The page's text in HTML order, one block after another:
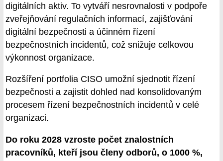
digitálních aktiv. To vytváří nesrovnalosti v podpoře
zveřejňování regulačních informací, zajišťování
digitální bezpečnosti a účinném řízení
bezpečnostních incidentů, což snižuje celkovou
výkonnost organizace.
Rozšíření portfolia CISO umožní sjednotit řízení
bezpečnosti a zajistit dohled nad konsolidovaným
procesem řízení bezpečnostních incidentů v celé
organizaci.
Do roku 2028 vzroste počet znalostních
pracovníků, kteří jsou členy odborů, o 1000 %,